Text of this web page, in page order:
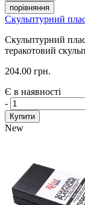
порівняння
Скульптурний
Скульптурний
теракотовий
204.00 грн.
Є в наявності
-
Купити
New